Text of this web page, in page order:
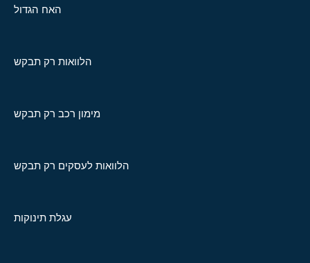
האח הגדול
הלוואות רק תבקש
מימון רכב רק תבקש
הלוואות לעסקים רק תבקש
עגלת תינוקות